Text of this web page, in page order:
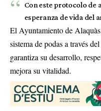
Con este protocolo de
esperanza de vida del
El Ayuntamiento de
sistema de podas a través
garantiza su desarrollo,
mejora su vitalidad.